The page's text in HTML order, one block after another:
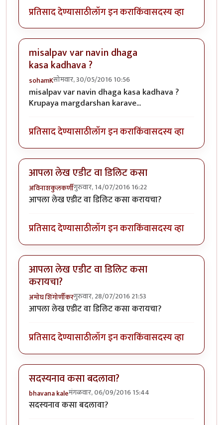
प्रतिसाद देण्यासाठीलॉग इन कराकिंवासदस्य व्हा
misalpav var navin dhaga
kasa kadhava ?
sohamKसोमवार, 30/05/2016 10:56
misalpav var navin dhaga kasa kadhava ?
Krupaya margdarshan karave...
प्रतिसाद देण्यासाठीलॉग इन कराकिंवासदस्य व्हा
आपला लेख एडीट वा डिलिट कसा
अविनाशकुलकर्णीगुरुवार, 14/07/2016 16:22
आपला लेख एडीट वा डिलिट कसा करायचा?
प्रतिसाद देण्यासाठीलॉग इन कराकिंवासदस्य व्हा
आपला लेख एडीट वा डिलिट कसा
करायचा?
अमोघ शिंगोर्णीकरगुरुवार, 28/07/2016 21:53
आपला लेख एडीट वा डिलिट कसा करायचा?
प्रतिसाद देण्यासाठीलॉग इन कराकिंवासदस्य व्हा
सदस्यनाव कसा बदलावा?
bhavana kaleमंगळवार, 06/09/2016 15:44
सदस्यनाव कसा बदलावा?